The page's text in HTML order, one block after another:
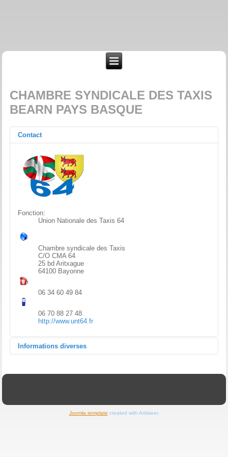
CHAMBRE SYNDICALE DES TAXIS
BEARN PAYS BASQUE
Contact
Fonction:
Union Nationale des Taxis 64
Chambre syndicale des Taxis
C/O CMA 64
25 bd Aritxague
64100 Bayonne
06 34 60 49 84
06 70 88 27 48
http://www.unt64.fr
Informations diverses
Joomla template created with Artisteer.